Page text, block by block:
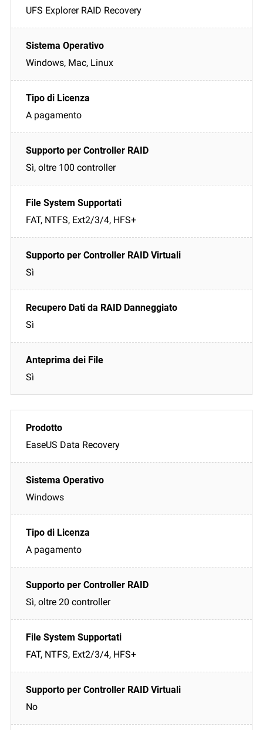
UFS Explorer RAID Recovery
Windows, Mac, Linux
A pagamento
Sì, oltre 100 controller
FAT, NTFS, Ext2/3/4, HFS+
Sì
Sì
Sì
EaseUS Data Recovery
Windows
A pagamento
Sì, oltre 20 controller
FAT, NTFS, Ext2/3/4, HFS+
No